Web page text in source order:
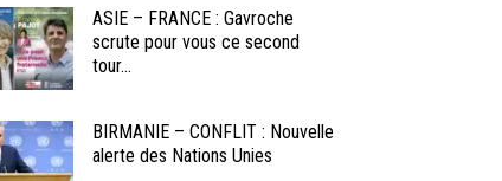
ASIE – FRANCE : Gavroche
scrute pour vous ce second
tour...
BIRMANIE – CONFLIT : Nouvelle
alerte des Nations Unies